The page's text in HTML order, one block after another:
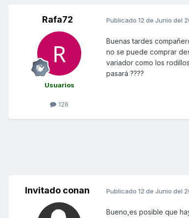
Rafa72
Usuarios
126
Publicado 12 de Junio del
Buenas tardes
no se puede comprar
variador como los
pasará ????
Invitado conan Publicado 12 de Junio del
Bueno,es posible que